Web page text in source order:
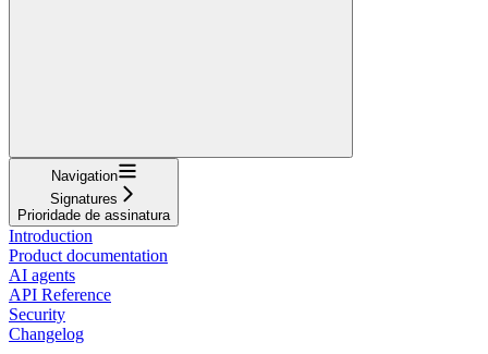
Navigation
Signatures
Prioridade de assinatura
Introduction
Product documentation
AI agents
API Reference
Security
Changelog